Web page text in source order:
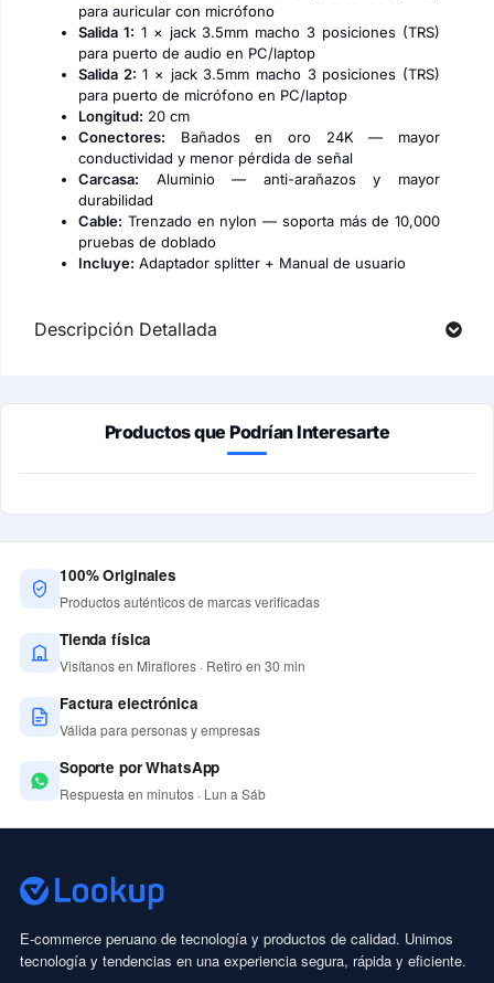
para auricular con micrófono
Salida 1: 1 × jack 3.5mm macho 3 posiciones (TRS)
para puerto de audio en PC/laptop
Salida 2: 1 × jack 3.5mm macho 3 posiciones (TRS)
para puerto de micrófono en PC/laptop
Longitud: 20 cm
Conectores: Bañados en oro 24K — mayor
conductividad y menor pérdida de señal
Carcasa: Aluminio — anti-arañazos y mayor
durabilidad
Cable: Trenzado en nylon — soporta más de 10,000
pruebas de doblado
Incluye: Adaptador splitter + Manual de usuario
Descripción Detallada
Productos que Podrían Interesarte
100% Originales
Productos auténticos de marcas verificadas
Tienda física
Visítanos en Miraflores · Retiro en 30 min
Factura electrónica
Válida para personas y empresas
Soporte por WhatsApp
Respuesta en minutos · Lun a Sáb
E-commerce peruano de tecnología y productos de calidad. Unimos
tecnología y tendencias en una experiencia segura, rápida y eficiente.